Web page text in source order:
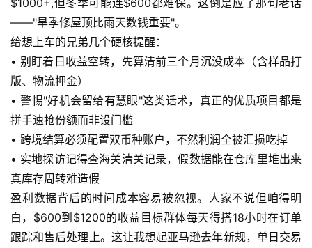
——"旱季修屋顶比雨天数钱重要"。
给想上车的兄弟几个硬核提醒：
• 别盯着日收益空转，先算清前三个月沉没成本（含样品打
版、物流押金）
• 警惕"好机会留给有慧眼"这类话术，真正的优质项目都是
拼手速抢份额而非设门槛
• 跨境结算必须配置双币种账户，不然利润全被汇损吃掉
• 实地探访记得查海关清关记录，假数据能在仓库里堆出来
真库存周转难造假
盈利数据背后的时间成本容易被忽视。人家不说但咱得明
白，$600到$1200的收益目标群体每天得搭18小时在订单
跟踪和售后处理上。这让我想起亚马逊去年新规，单日交易